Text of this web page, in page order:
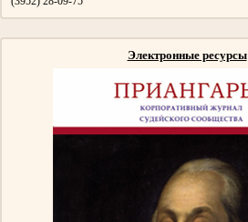
Электронные ресурсы